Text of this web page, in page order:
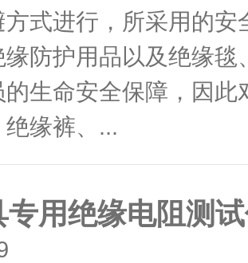
方式进行，所采用的
防护用品以及绝缘
生命安全保障，因
缘裤、...
专用绝缘电阻测